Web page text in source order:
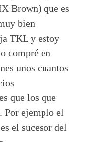
Brown) que es
bien
TKL y estoy
compré en
unos cuantos
que los que
Por ejemplo el
el sucesor del